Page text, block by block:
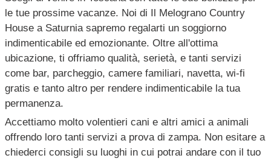
le tue prossime vacanze. Noi di Il Melograno Country
House a Saturnia sapremo regalarti un soggiorno
indimenticabile ed emozionante. Oltre all'ottima
ubicazione, ti offriamo qualità, serietà, e tanti servizi
come bar, parcheggio, camere familiari, navetta, wi-fi
gratis e tanto altro per rendere indimenticabile la tua
permanenza.
Accettiamo molto volentieri cani e altri amici a animali
offrendo loro tanti servizi a prova di zampa. Non esitare a
chiederci consigli su luoghi in cui potrai andare con il tuo